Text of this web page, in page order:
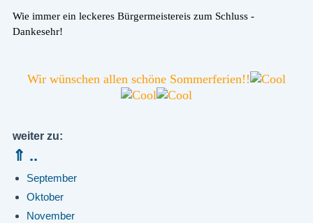
Wie immer ein leckeres Bürgermeistereis zum Schluss -
Dankesehr!
Wir wünschen allen schöne Sommerferien!!
weiter zu:
⇑ ..
September
Oktober
November